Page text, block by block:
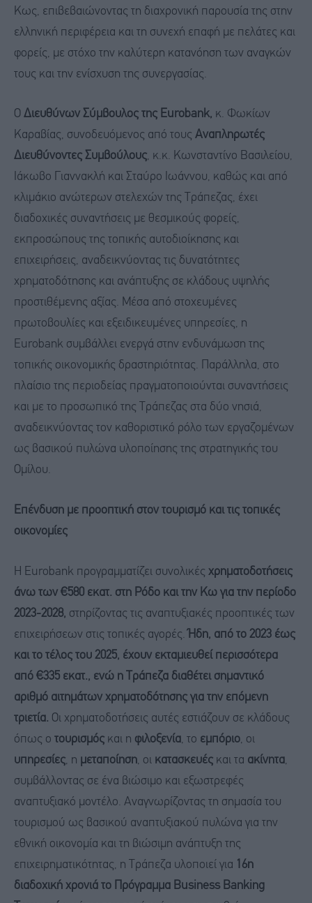
Κως, επιβεβαιώνοντας τη διαχρονική παρουσία της στην
ελληνική περιφέρεια και τη συνεχή επαφή με πελάτες και
φορείς, με στόχο την καλύτερη κατανόηση των αναγκών
τους και την ενίσχυση της συνεργασίας.
Ο Διευθύνων Σύμβουλος της Eurobank, κ. Φωκίων
Καραβίας, συνοδευόμενος από τους Αναπληρωτές
Διευθύνοντες Συμβούλους, κ.κ. Κωνσταντίνο Βασιλείου,
Ιάκωβο Γιαννακλή και Σταύρο Ιωάννου, καθώς και από
κλιμάκιο ανώτερων στελεχών της Τράπεζας, έχει
διαδοχικές συναντήσεις με θεσμικούς φορείς,
εκπροσώπους της τοπικής αυτοδιοίκησης και
επιχειρήσεις, αναδεικνύοντας τις δυνατότητες
χρηματοδότησης και ανάπτυξης σε κλάδους υψηλής
προστιθέμενης αξίας. Μέσα από στοχευμένες
πρωτοβουλίες και εξειδικευμένες υπηρεσίες, η
Eurobank συμβάλλει ενεργά στην ενδυνάμωση της
τοπικής οικονομικής δραστηριότητας. Παράλληλα, στο
πλαίσιο της περιοδείας πραγματοποιούνται συναντήσεις
και με το προσωπικό της Τράπεζας στα δύο νησιά,
αναδεικνύοντας τον καθοριστικό ρόλο των εργαζομένων
ως βασικού πυλώνα υλοποίησης της στρατηγικής του
Ομίλου.
Επένδυση με προοπτική στον τουρισμό και τις τοπικές
οικονομίες
Η Eurobank προγραμματίζει συνολικές χρηματοδοτήσεις
άνω των €580 εκατ. στη Ρόδο και την Κω για την περίοδο
2023-2028, στηρίζοντας τις αναπτυξιακές προοπτικές των
επιχειρήσεων στις τοπικές αγορές. Ήδη, από το 2023 έως
και το τέλος του 2025, έχουν εκταμιευθεί περισσότερα
από €335 εκατ., ενώ η Τράπεζα διαθέτει σημαντικό
αριθμό αιτημάτων χρηματοδότησης για την επόμενη
τριετία. Οι χρηματοδοτήσεις αυτές εστιάζουν σε κλάδους
όπως ο τουρισμός και η φιλοξενία, το εμπόριο, οι
υπηρεσίες, η μεταποίηση, οι κατασκευές και τα ακίνητα,
συμβάλλοντας σε ένα βιώσιμο και εξωστρεφές
αναπτυξιακό μοντέλο. Αναγνωρίζοντας τη σημασία του
τουρισμού ως βασικού αναπτυξιακού πυλώνα για την
εθνική οικονομία και τη βιώσιμη ανάπτυξη της
επιχειρηματικότητας, η Τράπεζα υλοποιεί για 16η
διαδοχική χρονιά το Πρόγραμμα Business Banking